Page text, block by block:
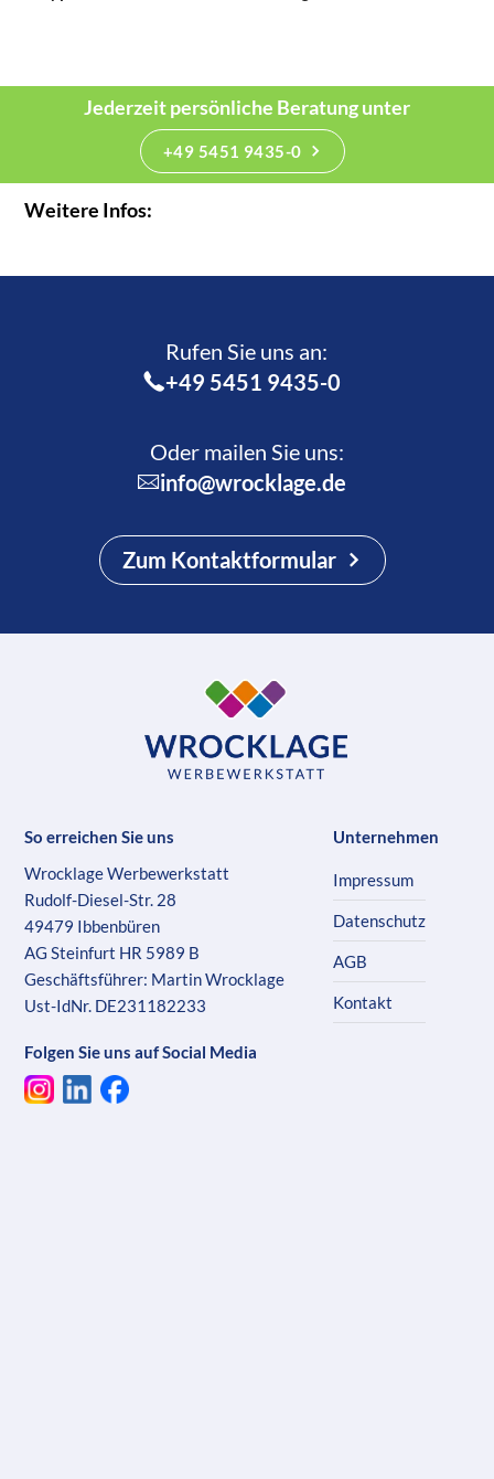
Jederzeit persönliche Beratung unter
+49 5451 9435-0
Weitere Infos:
Rufen Sie uns an:­
+49 5451 9435-0
Oder mailen Sie uns:
info@wrocklage.de
Zum Kontaktformular
So erreichen Sie uns
Wrocklage Werbewerkstatt
Rudolf-Diesel-Str. 28
49479 Ibbenbüren
AG Steinfurt HR 5989 B
Geschäftsführer: Martin Wrocklage
Ust-IdNr. DE231182233
Folgen Sie uns auf Social Media
Unternehmen
Impressum
Datenschutz
AGB
Kontakt